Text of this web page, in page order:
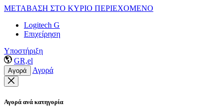
ΜΕΤΑΒΑΣΗ ΣΤΟ ΚΥΡΙΟ ΠΕΡΙΕΧΟΜΕΝΟ
Logitech G
Επιχείρηση
Υποστήριξη
GR,el
Αγορά Αγορά
Αγορά ανά κατηγορία